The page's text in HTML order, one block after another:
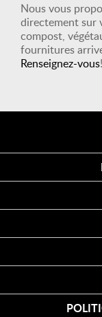
Nous vous
directement sur
compost,
fournitures
Renseignez-vous!